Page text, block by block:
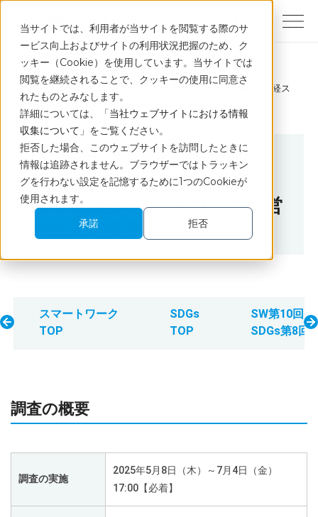
当サイトでは、利用者が当サイトを閲覧する際のサ
ービス向上およびサイトの利用状況把握のため、ク
ッキー（Cookie）を使用しています。当サイトでは
閲覧を継続されることで、クッキーの使用に同意さ
れたものとみなします。
詳細については、「当社ウェブサイトにおける情報
収集について 」をご覧ください。
拒否した場合、このウェブサイトを訪問したときに
情報は追跡されません。ブラウザーではトラッキン
グを行わない設定を記憶するために1つのCookieが
使用されます。
承諾
拒否
トップ
日経スマートワーク経営
サステナブル総合調査第7回日経SDGs経営調査第9回日経ス
マートワーク経営調査実施概要
サステナブル総合調査2025
第7回日経SDGs経営
第9回日経スマートワーク経営
調査実施概要
スマートワーク
TOP
SDGs
TOP
SW第10回
SDGs第8回
調査の概要
調査の実施
2025年5月8日（木）～7月4日（金）
17:00【必着】